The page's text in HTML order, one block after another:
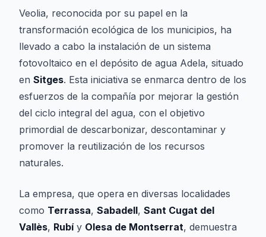
Veolia, reconocida por su papel en la
transformación ecológica de los municipios, ha
llevado a cabo la instalación de un sistema
fotovoltaico en el depósito de agua Adela, situado
en Sitges. Esta iniciativa se enmarca dentro de los
esfuerzos de la compañía por mejorar la gestión
del ciclo integral del agua, con el objetivo
primordial de descarbonizar, descontaminar y
promover la reutilización de los recursos
naturales.
La empresa, que opera en diversas localidades
como Terrassa, Sabadell, Sant Cugat del
Vallès, Rubíy Olesa de Montserrat, demuestra